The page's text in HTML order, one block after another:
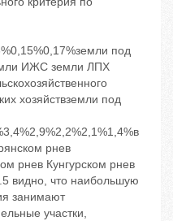
под
ИЖС земли ЛПХ
хозяйствземли под
рнев
рнев Кунгурском рнев
видно, что наибольшую
занимают
участки,